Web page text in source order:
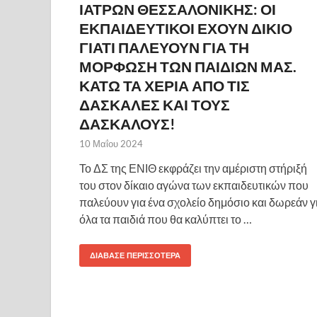
ΙΑΤΡΩΝ ΘΕΣΣΑΛΟΝΙΚΗΣ: ΟΙ
ΕΚΠΑΙΔΕΥΤΙΚΟΙ ΕΧΟΥΝ ΔΙΚΙΟ
ΓΙΑΤΙ ΠΑΛΕΥΟΥΝ ΓΙΑ ΤΗ
ΜΟΡΦΩΣΗ ΤΩΝ ΠΑΙΔΙΩΝ ΜΑΣ.
ΚΑΤΩ ΤΑ ΧΕΡΙΑ ΑΠΟ ΤΙΣ
ΔΑΣΚΑΛΕΣ ΚΑΙ ΤΟΥΣ
ΔΑΣΚΑΛΟΥΣ!
10 Μαΐου 2024
Το ΔΣ της ΕΝΙΘ εκφράζει την αμέριστη στήριξή
του στον δίκαιο αγώνα των εκπαιδευτικών που
παλεύουν για ένα σχολείο δημόσιο και δωρεάν
όλα τα παιδιά που θα καλύπτει το …
ΔΙΆΒΑΣΕ ΠΕΡΙΣΣΌΤΕΡΑ